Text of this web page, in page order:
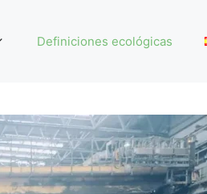
Definiciones ecológicas